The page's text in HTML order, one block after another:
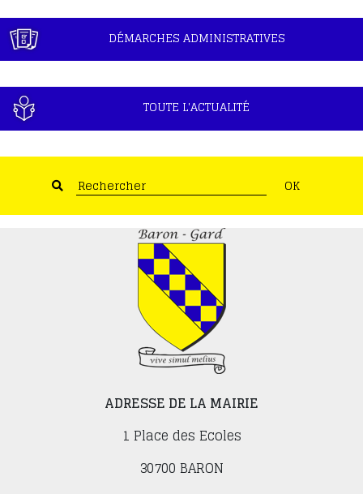
DÉMARCHES ADMINISTRATIVES
TOUTE L'ACTUALITÉ
OK
ADRESSE DE LA MAIRIE
1 Place des Ecoles
30700 BARON